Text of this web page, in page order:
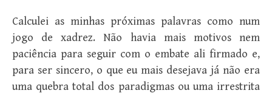
Calculei as minhas próximas palavras como num
jogo de xadrez. Não havia mais motivos nem
paciência para seguir com o embate ali firmado e,
para ser sincero, o que eu mais desejava já não era
uma quebra total dos paradigmas ou uma irrestrita